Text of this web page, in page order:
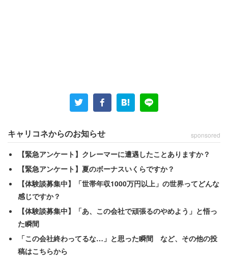
学歴は必要？
キャリコネからのお知らせ sponsored
【緊急アンケート】クレーマーに遭遇したことありますか？
【緊急アンケート】夏のボーナスいくらですか？
【体験談募集中】「世帯年収1000万円以上」の世界ってどんな
感じですか？
【体験談募集中】「あ、この会社で頑張るのやめよう」と悟っ
た瞬間
「この会社終わってるな…」と思った瞬間 など、その他の投
稿はこちらから